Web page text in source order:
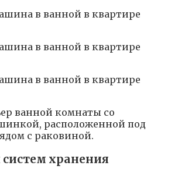
ванной комнаты со
расположенной под
с раковиной.
хранения